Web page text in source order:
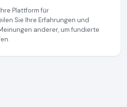
Plattform für
Sie Ihre Erfahrungen und
anderer, um fundierte